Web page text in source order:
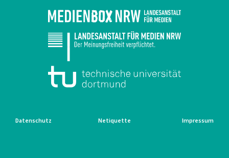
Datenschutz Netiquette Impressum